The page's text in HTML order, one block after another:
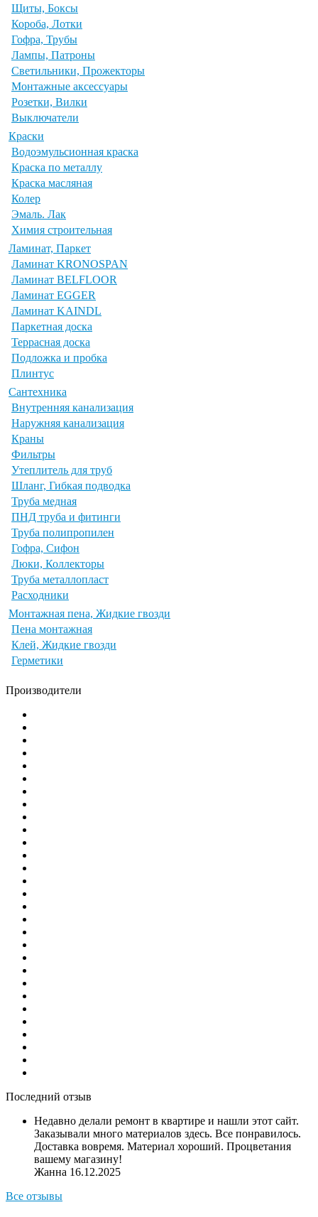
Щиты, Боксы
Короба, Лотки
Гофра, Трубы
Лампы, Патроны
Светильники, Прожекторы
Монтажные аксессуары
Розетки, Вилки
Выключатели
Краски
Водоэмульсионная краска
Краска по металлу
Краска масляная
Колер
Эмаль. Лак
Химия строительная
Ламинат, Паркет
Ламинат KRONOSPAN
Ламинат BELFLOOR
Ламинат EGGER
Ламинат KAINDL
Паркетная доска
Террасная доска
Подложка и пробка
Плинтус
Сантехника
Внутренняя канализация
Наружняя канализация
Краны
Фильтры
Утеплитель для труб
Шланг, Гибкая подводка
Труба медная
ПНД труба и фитинги
Труба полипропилен
Гофра, Сифон
Люки, Коллекторы
Труба металлопласт
Расходники
Монтажная пена, Жидкие гвозди
Пена монтажная
Клей, Жидкие гвозди
Герметики
Производители
Последний отзыв
Недавно делали ремонт в квартире и нашли этот сайт.
Заказывали много материалов здесь. Все понравилось.
Доставка вовремя. Материал хороший. Процветания
вашему магазину!
Жанна 16.12.2025
Все отзывы